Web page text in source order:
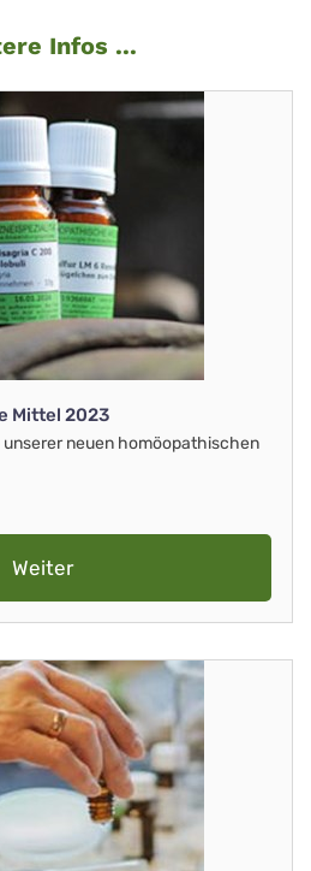
Infos ...
Mittel 2023
unserer neuen homöopathischen
Weiter